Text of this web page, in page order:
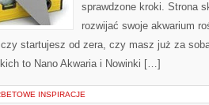
sprawdzone kroki. Strona
rozwijać swoje akwarium
startujesz od zera, czy masz już za
to Nano Akwaria i Nowinki […]
INSPIRACJE